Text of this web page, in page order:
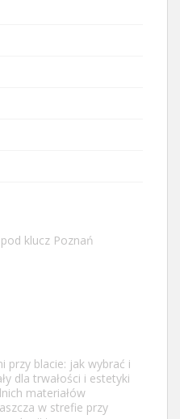
klucz Poznań
przy blacie: jak wybrać i
dla trwałości i estetyki
materiałów
w strefie przy